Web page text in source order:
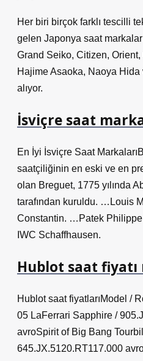
Her biri birçok farklı tescilli
gelen Japonya saat
Grand Seiko, Citizen,
Hajime Asaoka, Naoya
alıyor.
İsviçre saat
En İyi İsviçre Saat
saatçiliğinin en eski ve en
olan Breguet, 1775 yılında
tarafından kuruldu. …Louis
Constantin. …Patek
IWC Schaffhausen.
Hublot saat fiyatı
Hublot saat fiyatlarıModel /
05 LaFerrari Sapphire /
avroSpirit of Big Bang
645.JX.5120.RT117.000